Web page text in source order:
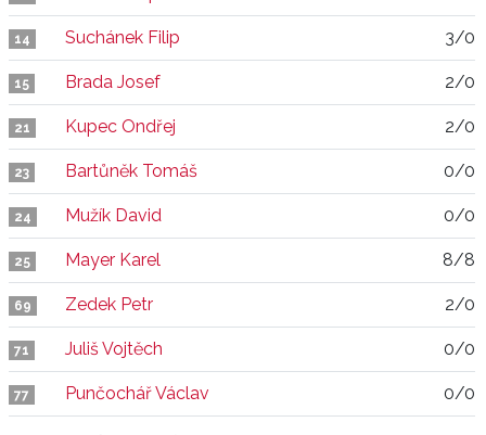
14 Suchánek Filip 3/0
15 Brada Josef 2/0
21 Kupec Ondřej 2/0
23 Bartůněk Tomáš 0/0
24 Mužík David 0/0
25 Mayer Karel 8/8
69 Zedek Petr 2/0
71 Juliš Vojtěch 0/0
77 Punčochář Václav 0/0